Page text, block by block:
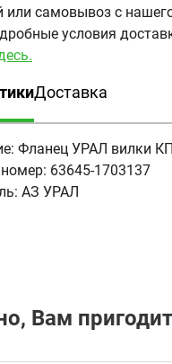
или самовывоз с
условия
Доставка
Фланец УРАЛ вилки
63645-1703137
АЗ УРАЛ
Вам